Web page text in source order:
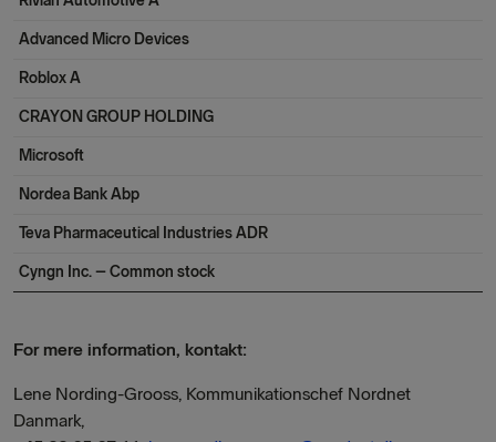
Advanced Micro Devices
Roblox A
CRAYON GROUP HOLDING
Microsoft
Nordea Bank Abp
Teva Pharmaceutical Industries ADR
Cyngn Inc. – Common stock
For mere information, kontakt:
Lene Nording-Grooss, Kommunikationschef Nordnet
Danmark,